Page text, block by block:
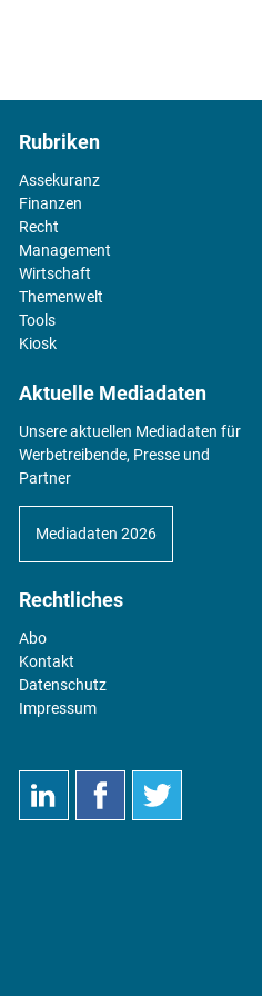
Rubriken
Assekuranz
Finanzen
Recht
Management
Wirtschaft
Themenwelt
Tools
Kiosk
Aktuelle Mediadaten
Unsere aktuellen Mediadaten für
Werbetreibende, Presse und
Partner
Mediadaten 2026
Rechtliches
Abo
Kontakt
Datenschutz
Impressum